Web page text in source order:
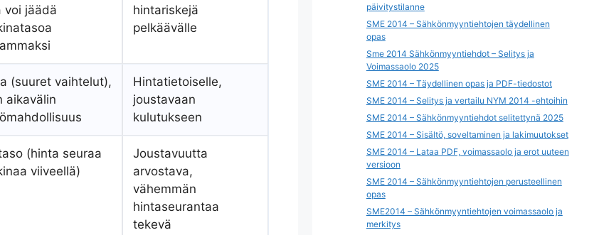
voi jäädä
hintariskejä
pelkäävälle
(suuret vaihtelut),
aikavälin
Hintatietoiselle,
joustavaan
kulutukseen
(hinta seuraa
viiveellä)
Joustavuutta
arvostava,
vähemmän
hintaseurantaa
tekevä
päivitystilanne
SME 2014 – Sähkönmyyntiehtojen täydellinen
opas
Sme 2014 Sähkönmyyntiehdot – Selitys ja
Voimassaolo 2025
SME 2014 – Täydellinen opas ja PDF-tiedostot
SME 2014 – Selitys ja vertailu NYM 2014 -ehtoihin
SME 2014 – Sähkönmyyntiehdot selitettynä 2025
SME 2014 – Sisältö, soveltaminen ja lakimuutokset
SME 2014 – Lataa PDF, voimassaolo ja erot uuteen
versioon
SME 2014 – Sähkönmyyntiehtojen perusteellinen
opas
SME2014 – Sähkönmyyntiehtojen voimassaolo ja
merkitys